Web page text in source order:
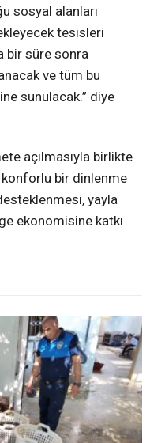
sosyal alanları
tesisleri
bir süre sonra
ve tüm bu
sunulacak.” diye
açılmasıyla birlikte
bir dinlenme
yayla
ekonomisine katkı